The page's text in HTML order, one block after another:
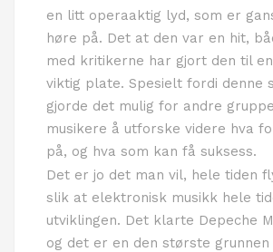
en litt operaaktig lyd, som er
høre på. Det at den var en hit,
med kritikerne har gjort den til
viktig plate. Spesielt fordi denne
gjorde det mulig for andre
musikere å utforske videre hva
på, og hva som kan få suksess.
Det er jo det man vil, hele tiden
slik at elektronisk musikk hele
utviklingen. Det klarte Depeche
og det er en den største